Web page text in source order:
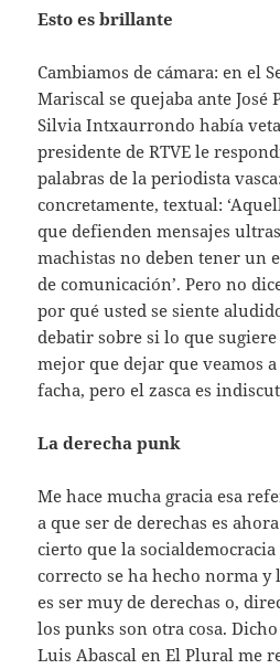
Esto es brillante
Cambiamos de cámara: en el
Mariscal se quejaba ante José
Silvia Intxaurrondo había
presidente de RTVE le
palabras de la periodista
concretamente, textual:
que defienden mensajes
machistas no deben tener un
de comunicación’. Pero no
por qué usted se siente
debatir sobre si lo que
mejor que dejar que veamos
facha, pero el zasca es
La derecha punk
Me hace mucha gracia esa
a que ser de derechas es
cierto que la
correcto se ha hecho norma
es ser muy de derechas o,
los punks son otra cosa.
Luis Abascal en El Plural me